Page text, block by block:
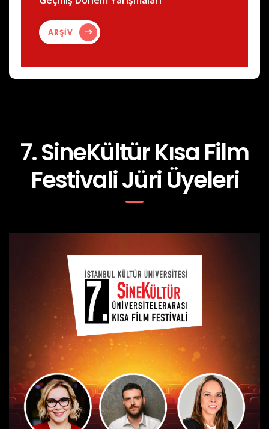
ARŞİV
7. SineKültür Kısa Film
Festivali Jüri Üyeleri